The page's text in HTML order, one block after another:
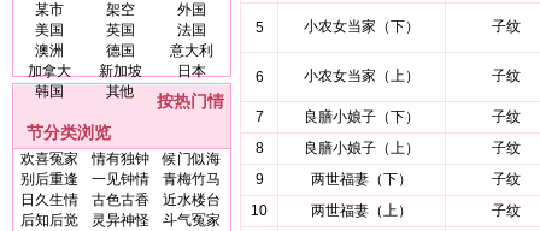
某市
架空
外国
美国
英国
法国
澳洲
德国
意大利
加拿大
新加坡
日本
韩国
其他
按热门情
节分类浏览
欢喜冤家 情有独钟
候门似海
别后重逢
一见钟情
青梅竹马
日久生情
古色古香
近水楼台
后知后觉
灵异神怪
斗气冤家
5 小农女当家（下） 子纹
6 小农女当家（上） 子纹
7 良膳小娘子（下）
子纹
8
良膳小娘子（上）
子纹
9
两世福妻（下）
子纹
10
两世福妻（上）
子纹